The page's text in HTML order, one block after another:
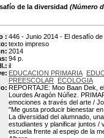
de la diversidad (Número
: 446 - Junio 2014 - El desafío
texto impreso
2014
94 p.
Il.: il
EDUCACION PRIMARIA
PREESCOLAR
ECOLOGIA
REPORTAJE: Moo Baan Dek,
Lourdes Aragón Núñez.
emociones a través del arte /
"Me gusta producir bienestar
La diversidad del alumnado,
estudiantes y planificar juntos /
escuela frente al espejo de la